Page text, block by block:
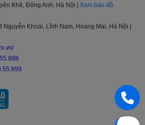
từ phân khúc tầm trung, trung - cao
lạnh Samsung chính hãng là 2 năm và
hành tại nhà.
ở Tủ lạnh Samsung
vòm All-around Cooling
lọc không khí bằng than hoạt tính
Khê, Đông Anh, Hà Nội | Xem bản đồ
Nguyễn Khoái, Lĩnh Nam, Hoàng Mai, Hà Nội |